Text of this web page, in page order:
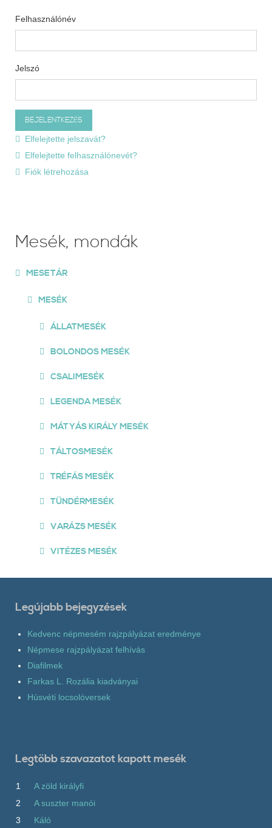
Felhasználónév
Jelszó
Elfelejtette jelszavát?
Elfelejtette felhasználónevét?
Fiók létrehozása
Mesék, mondák
MESETÁR
MESÉK
ÁLLATMESÉK
BOLONDOS MESÉK
CSALIMESÉK
LEGENDA MESÉK
MÁTYÁS KIRÁLY MESÉK
TÁLTOSMESÉK
TRÉFÁS MESÉK
TÜNDÉRMESÉK
VARÁZS MESÉK
VITÉZES MESÉK
Legújabb bejegyzések
Kedvenc népmesém rajzpályázat eredménye
Népmese rajzpályázat felhívás
Diafilmek
Farkas L. Rozália kiadványai
Húsvéti locsolóversek
Legtöbb szavazatot kapott mesék
1
A zöld királyfi
2
A suszter manói
3
Káló